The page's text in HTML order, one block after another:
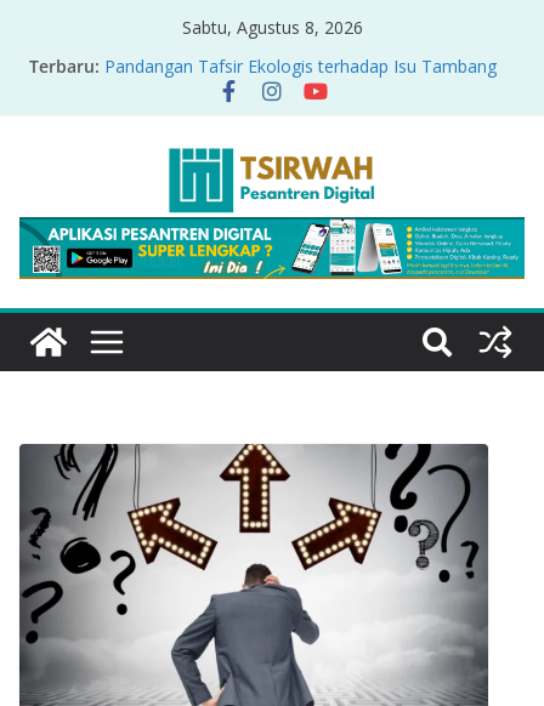
Sabtu, Agustus 8, 2026
Terbaru: Pandangan Tafsir Ekologis terhadap Isu Tambang
Nikel di Raja Ampat
PRODUK RELASI KUASA-IDIOLOGI PADA TAFSIR
Sirah Nabawiyah
Oversharing dan Privasi dalam Al-Qur’an: “Ketika
Ayat Bicara Soal Curhat di Sosmed”
Menyikapi Fatherless, Kisah Lukman Menjadi
Cerminan